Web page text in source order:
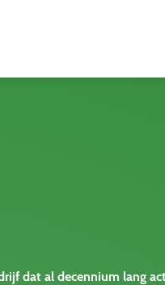
dat al decennium lang